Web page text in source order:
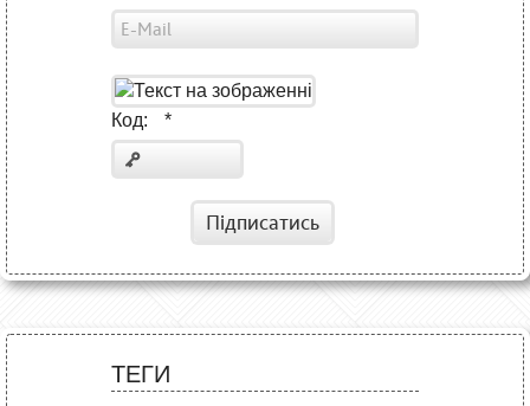
Код: *
Підписатись
ТЕГИ